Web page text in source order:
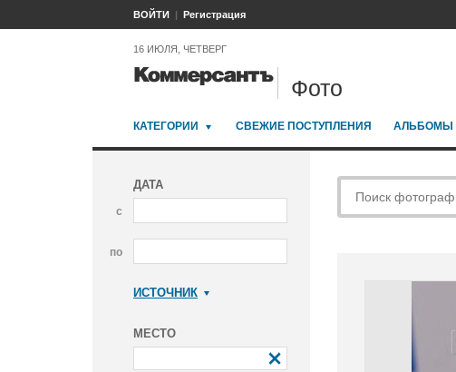
ВОЙТИ Регистрация
16 ИЮЛЯ, ЧЕТВЕРГ
Фото
КАТЕГОРИИ СВЕЖИЕ ПОСТУПЛЕНИЯ АЛЬБОМЫ
ДАТА
с
по
ИСТОЧНИК
МЕСТО